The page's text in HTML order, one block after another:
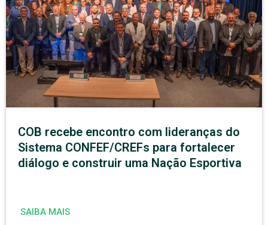
COB recebe encontro com lideranças do
Sistema CONFEF/CREFs para fortalecer
diálogo e construir uma Nação Esportiva
SAIBA MAIS